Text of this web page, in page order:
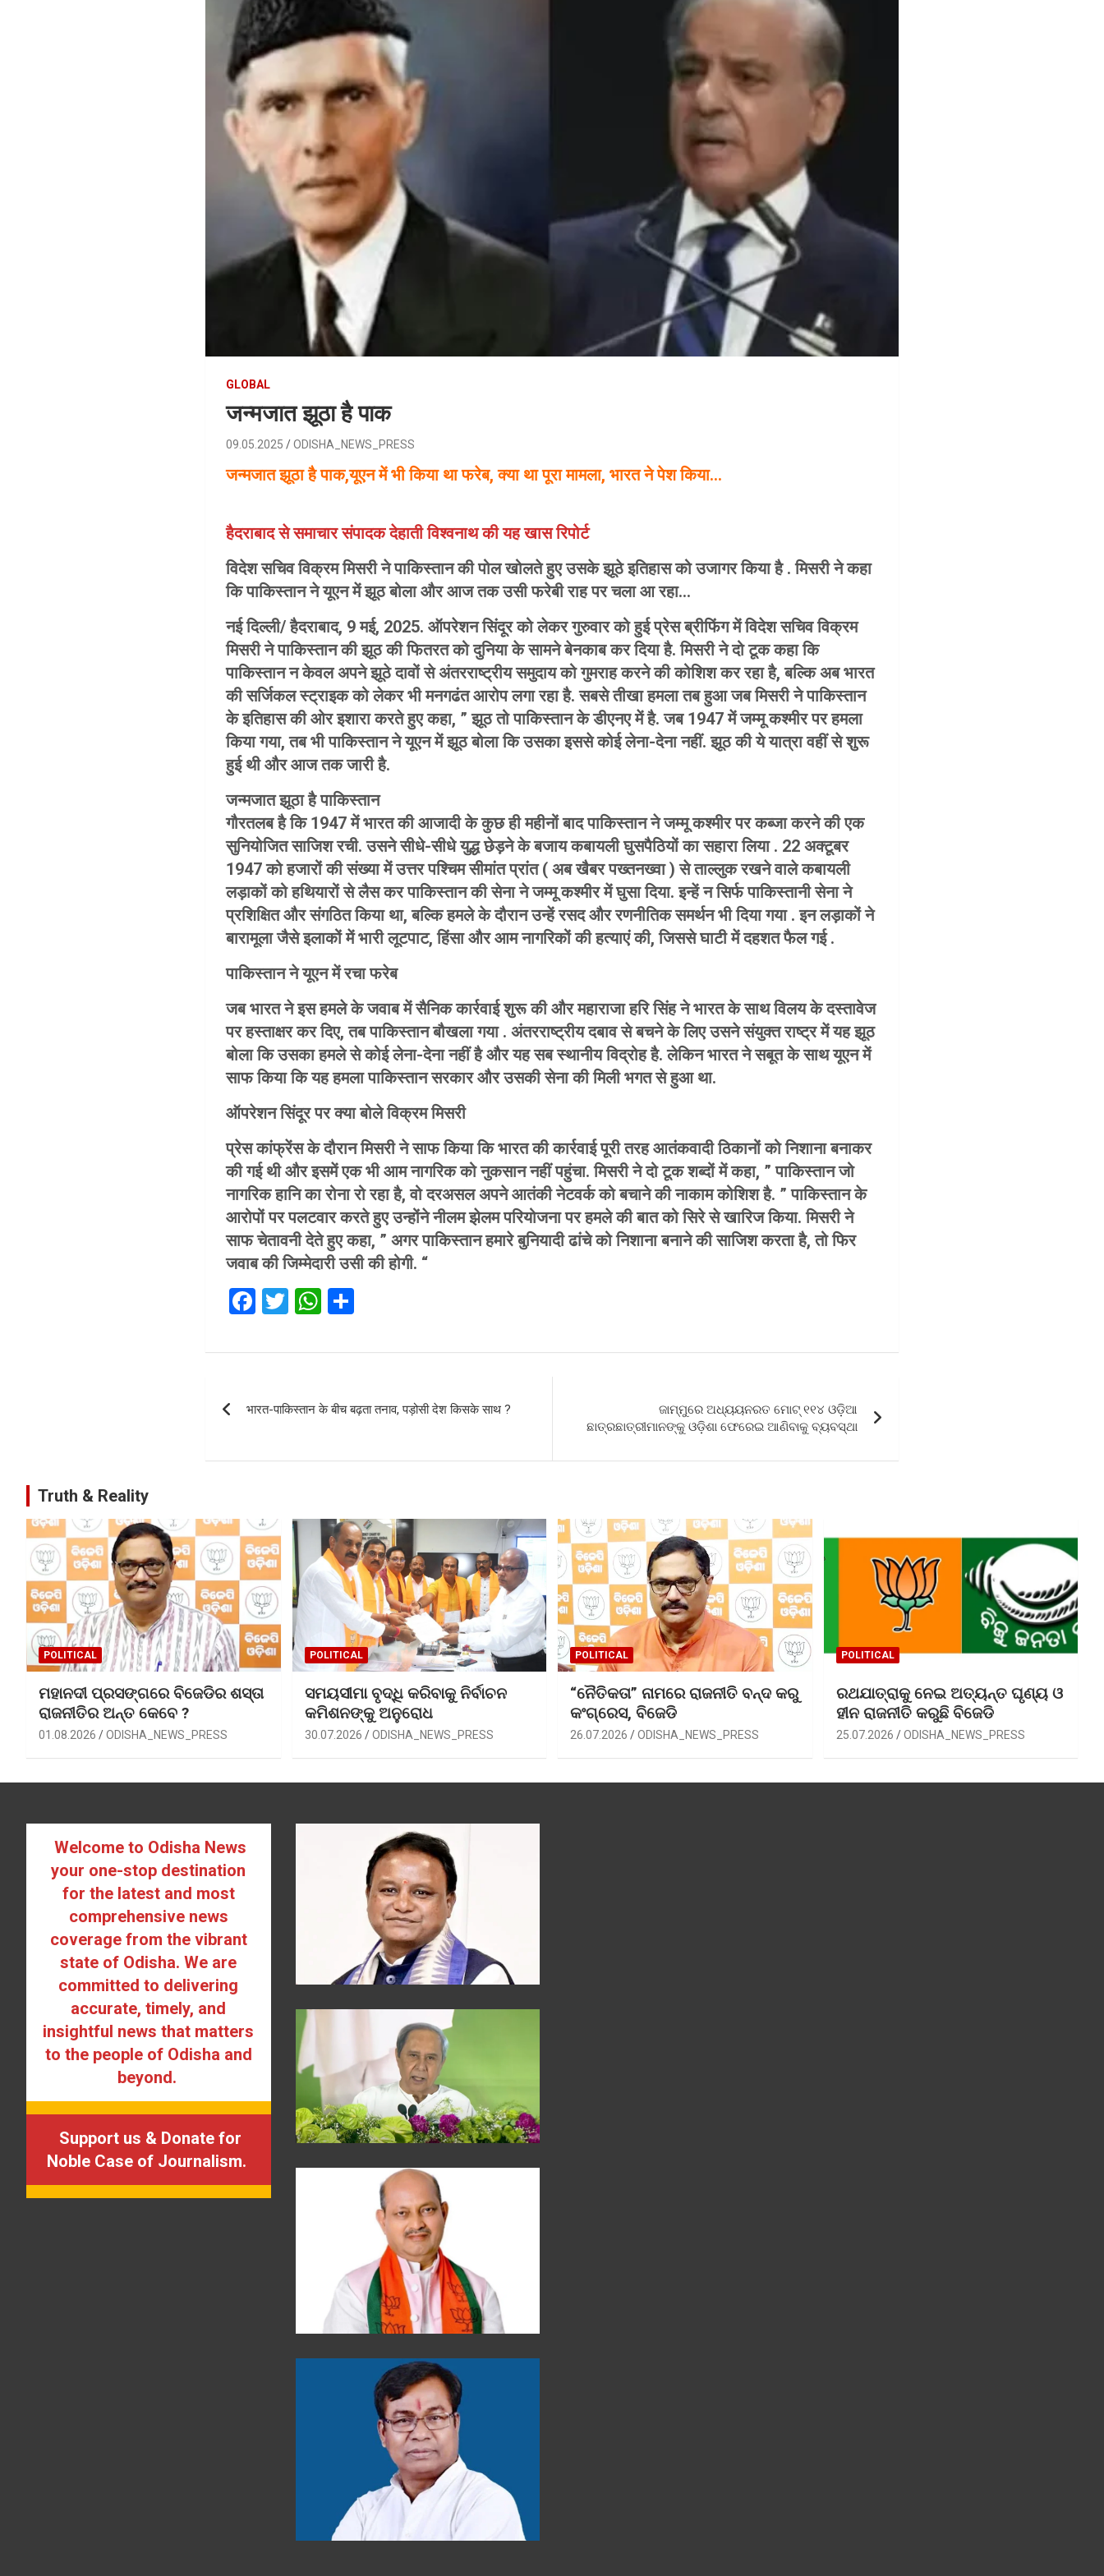
GLOBAL
जन्मजात झूठा है पाक
09.05.2025 ODISHA_NEWS_PRESS
जन्मजात झूठा है पाक,यूएन में भी किया था फरेब, क्या था पूरा मामला, भारत ने पेश किया…
हैदराबाद से समाचार संपादक देहाती विश्वनाथ की यह खास रिपोर्ट
विदेश सचिव विक्रम मिसरी ने पाकिस्तान की पोल खोलते हुए उसके झूठे इतिहास को उजागर किया है . मिसरी ने कहा
कि पाकिस्तान ने यूएन में झूठ बोला और आज तक उसी फरेबी राह पर चला आ रहा…
नई दिल्ली/ हैदराबाद, 9 मई, 2025. ऑपरेशन सिंदूर को लेकर गुरुवार को हुई प्रेस ब्रीफिंग में विदेश सचिव विक्रम
मिसरी ने पाकिस्तान की झूठ की फितरत को दुनिया के सामने बेनकाब कर दिया है. मिसरी ने दो टूक कहा कि
पाकिस्तान न केवल अपने झूठे दावों से अंतरराष्ट्रीय समुदाय को गुमराह करने की कोशिश कर रहा है, बल्कि अब भारत
की सर्जिकल स्ट्राइक को लेकर भी मनगढंत आरोप लगा रहा है. सबसे तीखा हमला तब हुआ जब मिसरी ने पाकिस्तान
के इतिहास की ओर इशारा करते हुए कहा, ” झूठ तो पाकिस्तान के डीएनए में है. जब 1947 में जम्मू कश्मीर पर हमला
किया गया, तब भी पाकिस्तान ने यूएन में झूठ बोला कि उसका इससे कोई लेना-देना नहीं. झूठ की ये यात्रा वहीं से शुरू
हुई थी और आज तक जारी है.
जन्मजात झूठा है पाकिस्तान
गौरतलब है कि 1947 में भारत की आजादी के कुछ ही महीनों बाद पाकिस्तान ने जम्मू कश्मीर पर कब्जा करने की एक
सुनियोजित साजिश रची. उसने सीधे-सीधे युद्ध छेड़ने के बजाय कबायली घुसपैठियों का सहारा लिया . 22 अक्टूबर
1947 को हजारों की संख्या में उत्तर पश्चिम सीमांत प्रांत ( अब खैबर पख्तनख्वा ) से ताल्लुक रखने वाले कबायली
लड़ाकों को हथियारों से लैस कर पाकिस्तान की सेना ने जम्मू कश्मीर में घुसा दिया. इन्हें न सिर्फ पाकिस्तानी सेना ने
प्रशिक्षित और संगठित किया था, बल्कि हमले के दौरान उन्हें रसद और रणनीतिक समर्थन भी दिया गया . इन लड़ाकों ने
बारामूला जैसे इलाकों में भारी लूटपाट, हिंसा और आम नागरिकों की हत्याएं की, जिससे घाटी में दहशत फैल गई .
पाकिस्तान ने यूएन में रचा फरेब
जब भारत ने इस हमले के जवाब में सैनिक कार्रवाई शुरू की और महाराजा हरि सिंह ने भारत के साथ विलय के दस्तावेज
पर हस्ताक्षर कर दिए, तब पाकिस्तान बौखला गया . अंतरराष्ट्रीय दबाव से बचने के लिए उसने संयुक्त राष्ट्र में यह झूठ
बोला कि उसका हमले से कोई लेना-देना नहीं है और यह सब स्थानीय विद्रोह है. लेकिन भारत ने सबूत के साथ यूएन में
साफ किया कि यह हमला पाकिस्तान सरकार और उसकी सेना की मिली भगत से हुआ था.
ऑपरेशन सिंदूर पर क्या बोले विक्रम मिसरी
प्रेस कांफ्रेंस के दौरान मिसरी ने साफ किया कि भारत की कार्रवाई पूरी तरह आतंकवादी ठिकानों को निशाना बनाकर
की गई थी और इसमें एक भी आम नागरिक को नुकसान नहीं पहुंचा. मिसरी ने दो टूक शब्दों में कहा, ” पाकिस्तान जो
नागरिक हानि का रोना रो रहा है, वो दरअसल अपने आतंकी नेटवर्क को बचाने की नाकाम कोशिश है. ” पाकिस्तान के
आरोपों पर पलटवार करते हुए उन्होंने नीलम झेलम परियोजना पर हमले की बात को सिरे से खारिज किया. मिसरी ने
साफ चेतावनी देते हुए कहा, ” अगर पाकिस्तान हमारे बुनियादी ढांचे को निशाना बनाने की साजिश करता है, तो फिर
जवाब की जिम्मेदारी उसी की होगी. “
F
ce
o
k
T
tt
W
at
A
p
ar
navigation
भारत-पाकिस्तान के बीच बढ़ता तनाव, पड़ोसी देश किसके साथ ?
ଜାମ୍ମୁରେ ଅଧ୍ୟୟନରତ ମୋଟ୍ ୧୧୪ ଓଡ଼ିଆ
ଛାତ୍ରଛାତ୍ରୀମାନଙ୍କୁ ଓଡ଼ିଶା ଫେରେଇ ଆଣିବାକୁ ବ୍ୟବସ୍ଥା
Truth & Reality
POLITICAL
ମହାନଦୀ ପ୍ରସଙ୍ଗରେ ବିଜେଡିର ଶସ୍ତା
ରାଜନୀତିର ଅନ୍ତ କେବେ ?
01.08.2026 ODISHA_NEWS_PRESS
POLITICAL
ସମୟସୀମା ବୃଦ୍ଧି କରିବାକୁ ନିର୍ବାଚନ
କମିଶନଙ୍କୁ ଅନୁରୋଧ
30.07.2026 ODISHA_NEWS_PRESS
POLITICAL
“ନୈତିକତା” ନାମରେ ରାଜନୀତି ବନ୍ଦ କରୁ
କଂଗ୍ରେସ, ବିଜେଡି
26.07.2026 ODISHA_NEWS_PRESS
POLITICAL
ରଥଯାତ୍ରାକୁ ନେଇ ଅତ୍ୟନ୍ତ ଘୃଣ୍ୟ ଓ
ହୀନ ରାଜନୀତି କରୁଛି ବିଜେଡି
25.07.2026 ODISHA_NEWS_PRESS
Welcome to Odisha News
your one-stop destination
for the latest and most
comprehensive news
coverage from the vibrant
state of Odisha. We are
committed to delivering
accurate, timely, and
insightful news that matters
to the people of Odisha and
beyond.
Support us & Donate for
Noble Case of Journalism.